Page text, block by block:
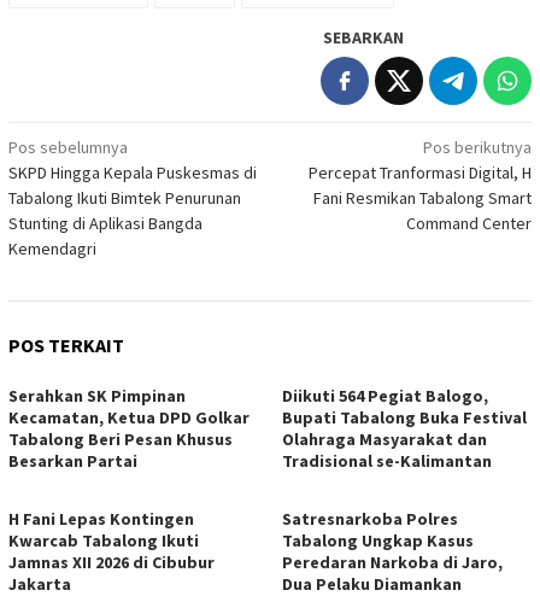
SEBARKAN
Navigasi
pos
Pos sebelumnya
SKPD Hingga Kepala Puskesmas di
Tabalong Ikuti Bimtek Penurunan
Stunting di Aplikasi Bangda
Kemendagri
Pos berikutnya
Percepat Tranformasi Digital, H
Fani Resmikan Tabalong Smart
Command Center
POS TERKAIT
Serahkan SK Pimpinan
Kecamatan, Ketua DPD Golkar
Tabalong Beri Pesan Khusus
Besarkan Partai
Diikuti 564 Pegiat Balogo,
Bupati Tabalong Buka Festival
Olahraga Masyarakat dan
Tradisional se-Kalimantan
H Fani Lepas Kontingen
Kwarcab Tabalong Ikuti
Jamnas XII 2026 di Cibubur
Jakarta
Satresnarkoba Polres
Tabalong Ungkap Kasus
Peredaran Narkoba di Jaro,
Dua Pelaku Diamankan